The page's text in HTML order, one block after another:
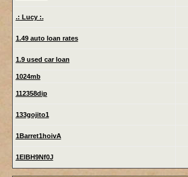
.: Lucy :.
1.49 auto loan rates
1.9 used car loan
1024mb
112358dip
133gojito1
1Barret1hoivA
1ElBH9Nf0J